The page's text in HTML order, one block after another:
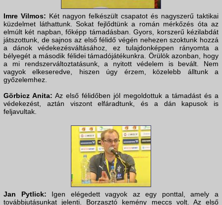
Imre Vilmos: Két nagyon felkészült csapatot és nagyszerű taktikai
küzdelmet láthattunk. Sokat fejlődtünk a román mérkőzés óta az
elmúlt két napban, főképp támadásban. Gyors, korszerű kézilabdát
játszottunk, de sajnos az első félidő végén nehezen szoktunk hozzá
a dánok védekezésváltásához, ez tulajdonképpen rányomta a
bélyegét a második félidei támadójátékunkra. Örülök azonban, hogy
a mi rendszerváltoztatásunk, a nyitott védelem is bevált. Nem
vagyok elkeseredve, hiszen úgy érzem, közelebb álltunk a
győzelemhez.
Görbicz Anita: Az első félidőben jól megoldottuk a támadást és a
védekezést, aztán viszont elfáradtunk, és a dán kapusok is
feljavultak.
Jan Pytlick: Igen elégedett vagyok az egy ponttal, amely a
továbbjutásunkat jelenti. Borzasztó kemény meccs volt. Az első